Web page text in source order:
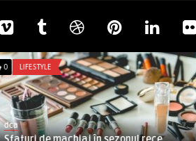
0 LIFESTYLE
dca